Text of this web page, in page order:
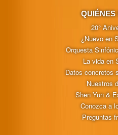
QUIÉNES
20°
¿Nuevo en
Orquesta
La vida en
Datos concretos
Nuestros
Shen Yun &
Conozca a
Preguntas